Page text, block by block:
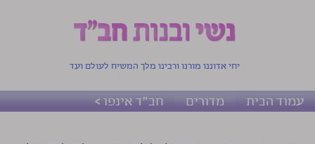
יחי אדוננו מורנו ורבינו מלך המשיח לעולם ועד
עמוד הבית מדורים חב"ד אינפו >